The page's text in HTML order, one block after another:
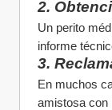
2.
Un perito
informe
3.
En muchos
amistosa con